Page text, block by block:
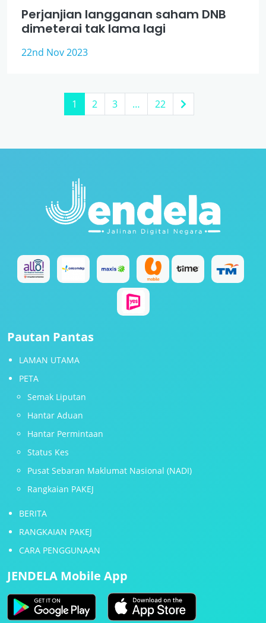
Perjanjian langganan saham DNB
dimeterai tak lama lagi
22nd Nov 2023
1 2 3 … 22
Pautan Pantas
LAMAN UTAMA
PETA
Semak Liputan
Hantar Aduan
Hantar Permintaan
Status Kes
Pusat Sebaran Maklumat Nasional (NADI)
Rangkaian PAKEJ
BERITA
RANGKAIAN PAKEJ
CARA PENGGUNAAN
JENDELA Mobile App